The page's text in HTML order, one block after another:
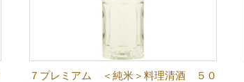
７プレミアム ＜純米＞料理清酒 ５０